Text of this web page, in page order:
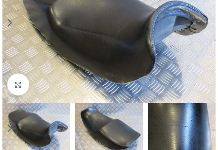
Click to enlarge